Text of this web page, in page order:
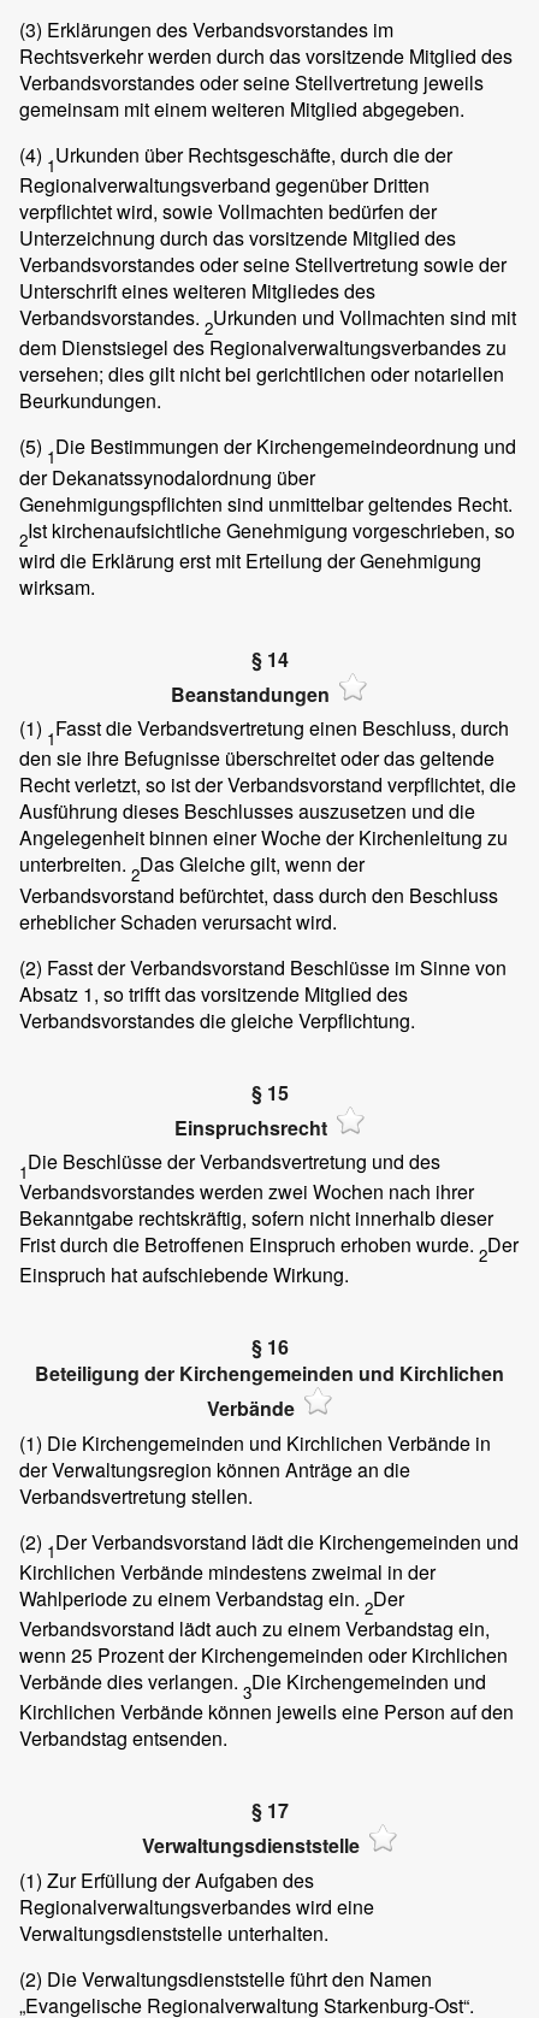
(3) Erklärungen des Verbandsvorstandes im
Rechtsverkehr werden durch das vorsitzende Mitglied des
Verbandsvorstandes oder seine Stellvertretung jeweils
gemeinsam mit einem weiteren Mitglied abgegeben.
(4) 1Urkunden über Rechtsgeschäfte, durch die der
Regionalverwaltungsverband gegenüber Dritten
verpflichtet wird, sowie Vollmachten bedürfen der
Unterzeichnung durch das vorsitzende Mitglied des
Verbandsvorstandes oder seine Stellvertretung sowie der
Unterschrift eines weiteren Mitgliedes des
Verbandsvorstandes. 2Urkunden und Vollmachten sind mit
dem Dienstsiegel des Regionalverwaltungsverbandes zu
versehen; dies gilt nicht bei gerichtlichen oder notariellen
Beurkundungen.
(5) 1Die Bestimmungen der Kirchengemeindeordnung und
der Dekanatssynodalordnung über
Genehmigungspflichten sind unmittelbar geltendes Recht.
2Ist kirchenaufsichtliche Genehmigung vorgeschrieben, so
wird die Erklärung erst mit Erteilung der Genehmigung
wirksam.
§ 14
Beanstandungen
(1) 1Fasst die Verbandsvertretung einen Beschluss, durch
den sie ihre Befugnisse überschreitet oder das geltende
Recht verletzt, so ist der Verbandsvorstand verpflichtet, die
Ausführung dieses Beschlusses auszusetzen und die
Angelegenheit binnen einer Woche der Kirchenleitung zu
unterbreiten. 2Das Gleiche gilt, wenn der
Verbandsvorstand befürchtet, dass durch den Beschluss
erheblicher Schaden verursacht wird.
(2) Fasst der Verbandsvorstand Beschlüsse im Sinne von
Absatz 1, so trifft das vorsitzende Mitglied des
Verbandsvorstandes die gleiche Verpflichtung.
§ 15
Einspruchsrecht
1Die Beschlüsse der Verbandsvertretung und des
Verbandsvorstandes werden zwei Wochen nach ihrer
Bekanntgabe rechtskräftig, sofern nicht innerhalb dieser
Frist durch die Betroffenen Einspruch erhoben wurde. 2Der
Einspruch hat aufschiebende Wirkung.
§ 16
Beteiligung der Kirchengemeinden und Kirchlichen
Verbände
(1) Die Kirchengemeinden und Kirchlichen Verbände in
der Verwaltungsregion können Anträge an die
Verbandsvertretung stellen.
(2) 1Der Verbandsvorstand lädt die Kirchengemeinden und
Kirchlichen Verbände mindestens zweimal in der
Wahlperiode zu einem Verbandstag ein. 2Der
Verbandsvorstand lädt auch zu einem Verbandstag ein,
wenn 25 Prozent der Kirchengemeinden oder Kirchlichen
Verbände dies verlangen. 3Die Kirchengemeinden und
Kirchlichen Verbände können jeweils eine Person auf den
Verbandstag entsenden.
§ 17
Verwaltungsdienststelle
(1) Zur Erfüllung der Aufgaben des
Regionalverwaltungsverbandes wird eine
Verwaltungsdienststelle unterhalten.
(2) Die Verwaltungsdienststelle führt den Namen
„Evangelische Regionalverwaltung Starkenburg-Ost“.